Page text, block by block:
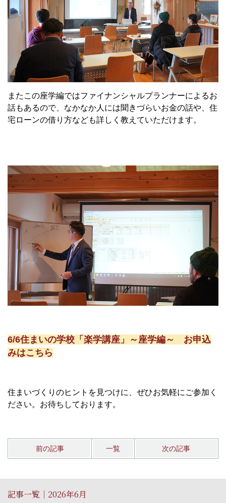
またこの座学編ではファイナンシャルプランナーによるお
話もあるので、なかなか人には聞きづらいお金の話や、住
宅ローンの借り方なども詳しく教えていただけます。
6/6住まいの学校「楽学講座」～座学編～ お申込
みはこちら
住まいづくりのヒントを見つけに、ぜひお気軽にご参加く
ださい。お待ちしております。
前の記事 一覧 次の記事
記事一覧｜2026年6月